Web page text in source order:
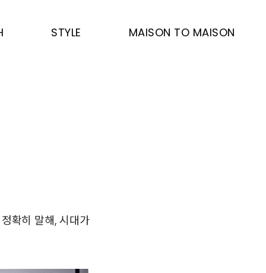
STYLE MAISON TO MAISON
확히 말해, 시대가